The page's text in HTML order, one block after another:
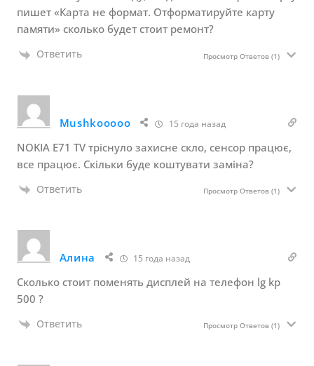
пишет «Карта не формат. Отформатируйте карту
памяти» сколько будет стоит ремонт?
Ответить Просмотр Ответов(1)
Mushkooooo 15 года назад
NOKIA E71 TV тріснуло захисне скло, сенсор працює,
все працює. Скільки буде коштувати заміна?
Ответить Просмотр Ответов(1)
Алина 15 года назад
Сколько стоит поменять дисплей на телефон lg kp
500 ?
Ответить Просмотр Ответов(1)